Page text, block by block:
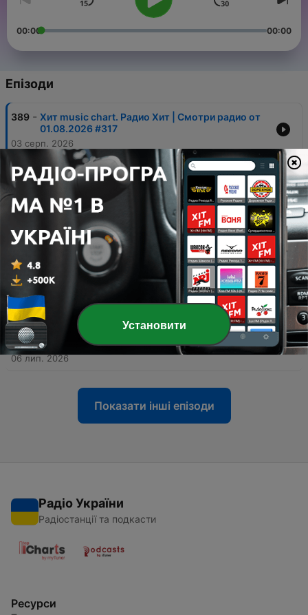
00:00 00:00
Епізоди
389 - Хит music chart. Радио Хит | Смотри радио от
01.08.2026 #317
03 серп. 2026
388 - Хит music chart. Радио Хит | Смотри радио от
25.07.2026 #316
27 лип. 2026
Хит music chart. Радио Хит | Смотри радио от
18.07.2026 #315
386 - Хит music chart. Радио Хит | Смотри радио от
13 лип. 2026
385 - Хит music chart. Радио Хит | Смотри радио от
04.07.2026 #313
06 лип. 2026
Показати інші епізоди
Радіо України
Радіостанції та подкасти
Ресурси
Установити